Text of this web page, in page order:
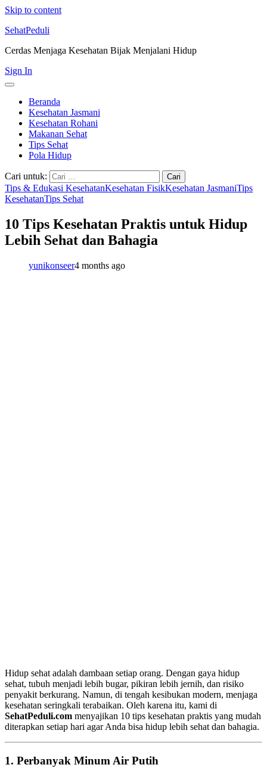
Skip to content
SehatPeduli
Cerdas Menjaga Kesehatan Bijak Menjalani Hidup
Sign In
Beranda
Kesehatan Jasmani
Kesehatan Rohani
Makanan Sehat
Tips Sehat
Pola Hidup
Cari untuk:
Tips & Edukasi KesehatanKesehatan FisikKesehatan JasmaniTips
KesehatanTips Sehat
10 Tips Kesehatan Praktis untuk Hidup
Lebih Sehat dan Bahagia
yunikonseer4 months ago
Hidup sehat adalah dambaan setiap orang. Dengan gaya hidup
sehat, tubuh menjadi lebih bugar, pikiran lebih jernih, dan risiko
penyakit berkurang. Namun, di tengah kesibukan modern, menjaga
kesehatan seringkali terabaikan. Oleh karena itu, kami di
SehatPeduli.com menyajikan 10 tips kesehatan praktis yang mudah
diterapkan setiap hari agar Anda bisa hidup lebih sehat dan bahagia.
1. Perbanyak Minum Air Putih